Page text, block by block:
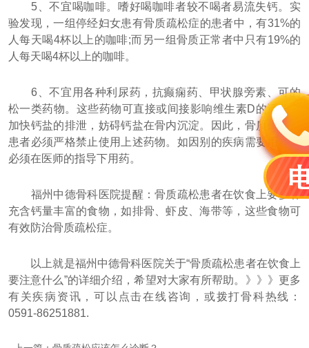
5、不宜喝咖啡。嗜好喝咖啡者较不喝者易流失钙。实
验发现，一组停经妇女患有骨质疏松症的患者中，有31%的
人每天喝4杯以上的咖啡;而另一组骨质正常者中只有19%的
人每天喝4杯以上的咖啡。
6、不宜用各种利尿药，抗癫痫药、甲状腺旁素、可的
松一类药物。这些药物可直接或间接影响维生素D的活化，
加快钙盐的排泄，妨碍钙盐在骨内沉淀。因此，骨质疏松症
患者必须严格禁止使用上述药物。如因别的疾病需要用，也
必须在医师的指导下用药。
福州中德骨科医院提醒：骨质疏松患者在饮食上要多补
充含钙量丰富的食物，如排骨、虾皮、海带等，这些食物可
有效防治骨质疏松症。
以上就是福州中德骨科医院关于“骨质疏松患者在饮食上
要注意什么”的详细介绍，希望对大家有所帮助。》》》更多
有关疾病资讯，可以 点击在线咨询 ，或拨打骨科热线：
0591-86251881.